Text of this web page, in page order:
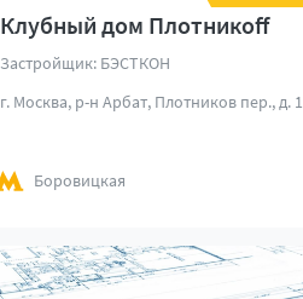
Клубный дом Плотникоff
Застройщик: БЭСТКОН
г. Москва, р-н Арбат, Плотников пер., д. 1
Боровицкая